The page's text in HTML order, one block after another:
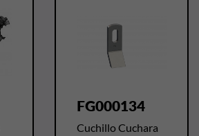
FG000134
Cuchillo Cuchara